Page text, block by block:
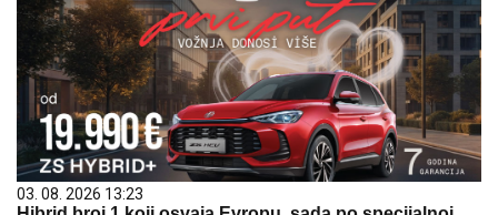
03. 08. 2026 13:23